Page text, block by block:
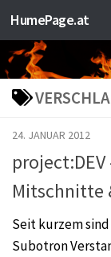
Zum Inhalt
HumePage.at
24. JANUAR 2012
Mitschnitte
Seit kurzem
Subotron